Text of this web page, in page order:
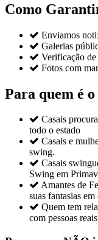
Como
 Enviamos
 Galerias
 Verificação
 Fotos com
Para quem é o
 Casais
todo o estado
 Casais e
swing.
 Casais
Swing em
 Amantes de
suas fantasias
 Quem tem
com pessoas